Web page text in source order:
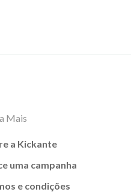
Mais
a Kickante
uma campanha
e condições